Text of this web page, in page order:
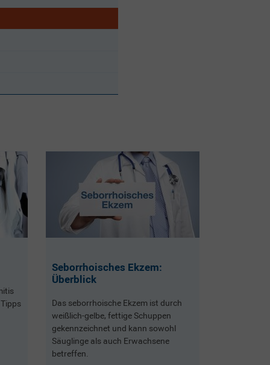
Seborrhoisches Ekzem:
Überblick
Das seborrhoische Ekzem ist durch
weißlich-gelbe, fettige Schuppen
gekennzeichnet und kann sowohl
Säuglinge als auch Erwachsene
betreffen.